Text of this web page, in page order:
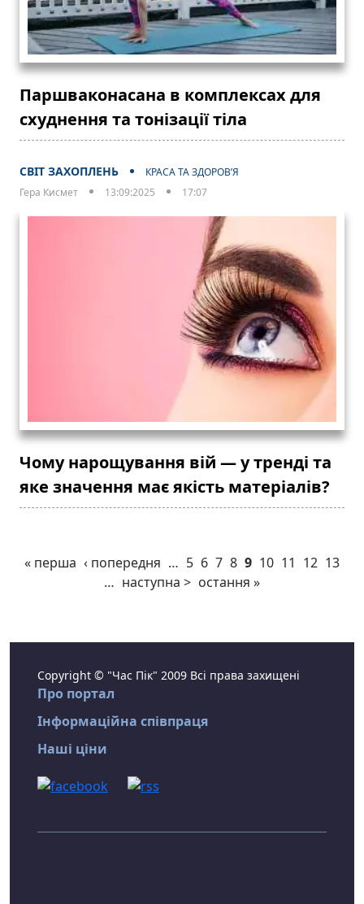
Паршваконасана в комплексах для
схуднення та тонізації тіла
СВІТ ЗАХОПЛЕНЬ
КРАСА ТА ЗДОРОВ’Я
Гера Кисмет
13:09:2025 17:07
Чому нарощування вій — у тренді та
яке значення має якість матеріалів?
« перша ‹ попередня … 5 6 7 8 9 10 11 12 13
… наступна > остання »
Copyright © "Час Пік" 2009 Всі права захищені
Про портал
Інформаційна співпраця
Наші ціни